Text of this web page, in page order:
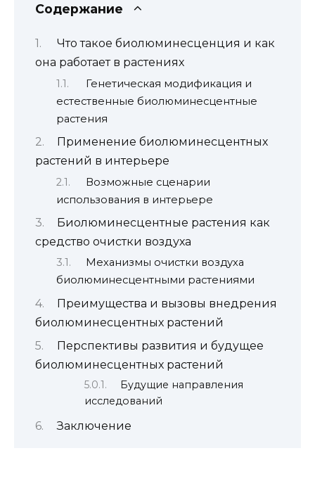
Содержание
Что такое биолюминесценция и как
она работает в растениях
Генетическая модификация и
естественные биолюминесцентные
растения
Применение биолюминесцентных
растений в интерьере
Возможные сценарии
использования в интерьере
Биолюминесцентные растения как
средство очистки воздуха
Механизмы очистки воздуха
биолюминесцентными растениями
Преимущества и вызовы внедрения
биолюминесцентных растений
Перспективы развития и будущее
биолюминесцентных растений
Будущие направления
исследований
Заключение